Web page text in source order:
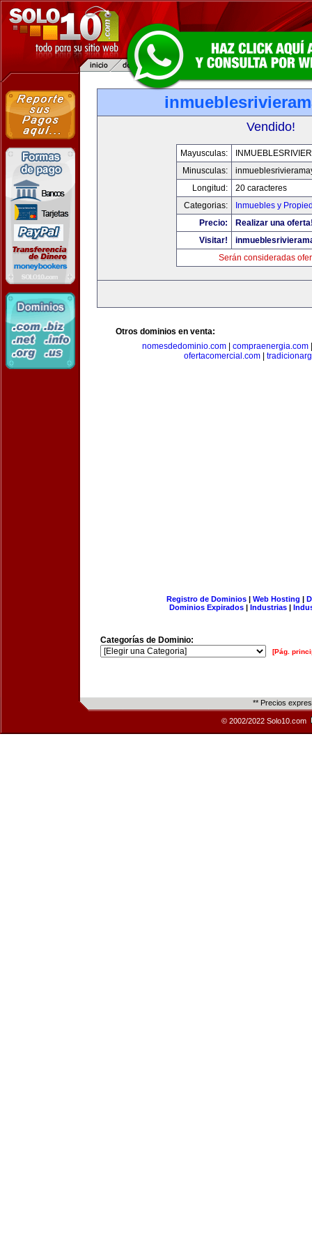
Vendido!
Mayusculas:
Minusculas:
Longitud:
20 caracteres
Categorias:
Inmuebles y
Precio:
Realizar una
Visitar!
Serán consideradas
Otros dominios en venta:
nomesdedominio.com| compraenergia.com
ofertacomercial.com
Registro de Dominios| Web Hosting |
Dominios Expirados | Industrias |
Categorías de Dominio:
[Pág.
** Precios
© 2002/2022 Solo10.com